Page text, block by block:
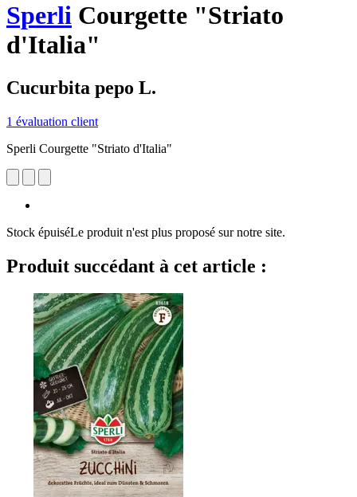
Sperli Courgette "Striato
d'Italia"
Cucurbita pepo L.
1 évaluation client
Sperli Courgette "Striato d'Italia"
Stock épuiséLe produit n'est plus proposé sur notre site.
Produit succédant à cet article :